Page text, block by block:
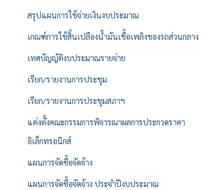
สรุปแผนการใช้จ่ายเงินงบประมาณ
เกณฑ์การใช้สิ้นเปลืองน้ำมันเชื้อเพลิงของรถส่วนกลาง
เทศบัญญัติงบประมาณรายจ่าย
เรียก/รายงานการประชุม
เรียก/รายงานการประชุมสภาฯ
แต่งตั้งคณะกรรมการพิจารณาผลการประกวดราคา
อิเล็กทรอนิกส์
แผนการจัดซื้อจัดจ้าง
แผนการจัดซื้อจัดจ้าง ประจำปีงบประมาณ